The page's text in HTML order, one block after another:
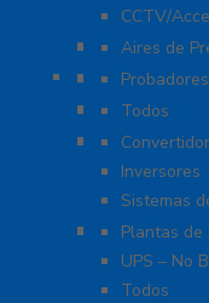
CCTV/
Sistemas
Aires de
Iluminación
Todos
Inversores
Inversores
Sistemas
UPS /
Plantas de
UPS – No
Todos